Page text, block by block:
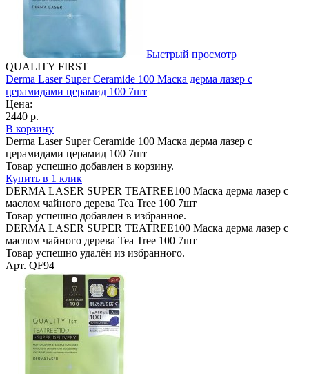
Быстрый просмотр
QUALITY FIRST
Derma Laser Super Ceramide 100 Маска дерма лазер с
церамидами церамид 100 7шт
Цена:
2440 р.
В корзину
Derma Laser Super Ceramide 100 Маска дерма лазер с
церамидами церамид 100 7шт
Товар успешно добавлен в корзину.
Купить в 1 клик
DERMA LASER SUPER TEATREE100 Маска дерма лазер с
маслом чайного дерева Tea Tree 100 7шт
Товар успешно добавлен в избранное.
DERMA LASER SUPER TEATREE100 Маска дерма лазер с
маслом чайного дерева Tea Tree 100 7шт
Товар успешно удалён из избранного.
Арт. QF94